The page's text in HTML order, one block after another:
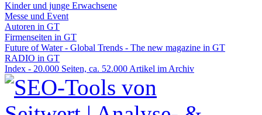
Kinder und junge Erwachsene
Messe und Event
Autoren in GT
Firmenseiten in GT
Future of Water - Global Trends - The new magazine in GT
RADIO in GT
Index - 20.000 Seiten, ca. 52.000 Artikel im Archiv